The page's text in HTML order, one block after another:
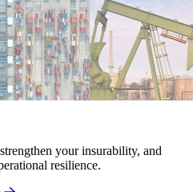
your insurability, and
resilience.